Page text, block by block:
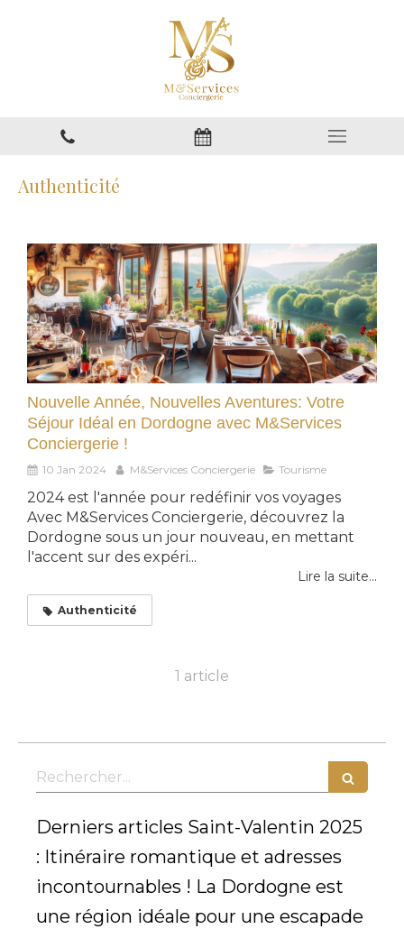
Authenticité
Nouvelle Année, Nouvelles Aventures: Votre
Séjour Idéal en Dordogne avec M&Services
Conciergerie !
10 Jan 2024 M&Services Conciergerie Tourisme
2024 est l'année pour redéfinir vos voyages
Avec M&Services Conciergerie, découvrez la
Dordogne sous un jour nouveau, en mettant
l'accent sur des expéri...
Lire la suite...
Authenticité
1 article
Rechercher
Derniers articles Saint-Valentin 2025
: Itinéraire romantique et adresses
incontournables ! La Dordogne est
une région idéale pour une escapade